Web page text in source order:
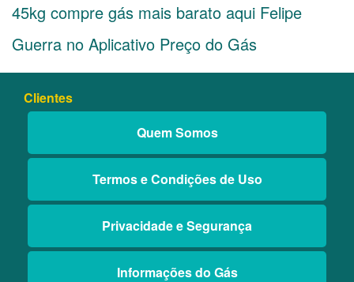
45kg compre gás mais barato aqui Felipe
Guerra no Aplicativo Preço do Gás
Clientes
Quem Somos
Termos e Condições de Uso
Privacidade e Segurança
Informações do Gás